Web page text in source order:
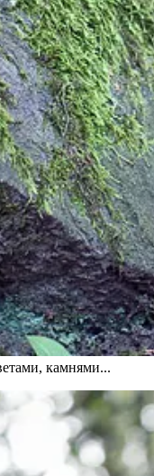
камнями...